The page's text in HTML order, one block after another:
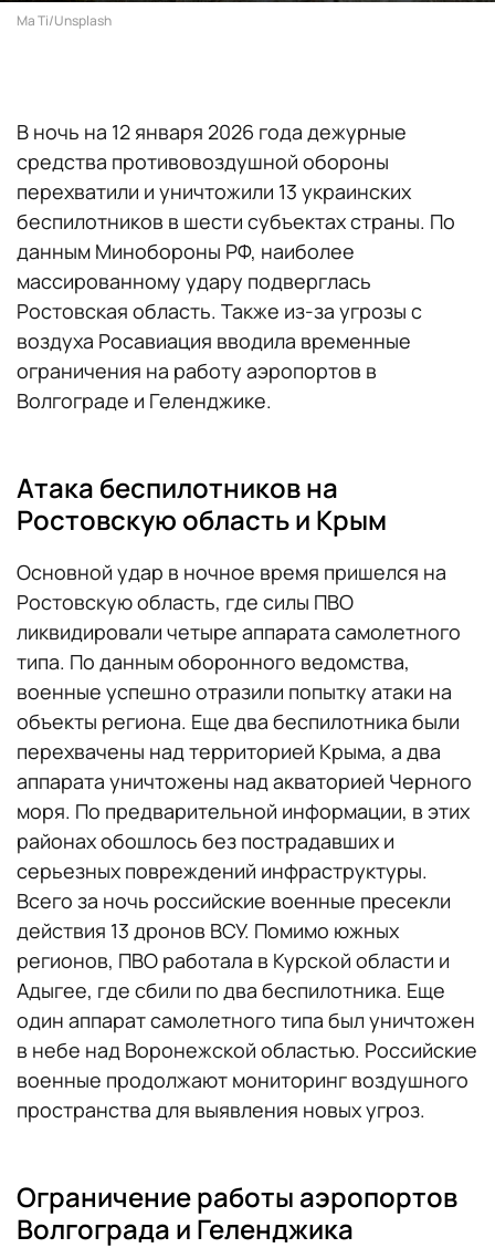
Ma Ti/Unsplash
В ночь на 12 января 2026 года дежурные
средства противовоздушной обороны
перехватили и уничтожили 13 украинских
беспилотников в шести субъектах страны. По
данным Минобороны РФ, наиболее
массированному удару подверглась
Ростовская область. Также из-за угрозы с
воздуха Росавиация вводила временные
ограничения на работу аэропортов в
Волгограде и Геленджике.
Атака беспилотников на
Ростовскую область и Крым
Основной удар в ночное время пришелся на
Ростовскую область, где силы ПВО
ликвидировали четыре аппарата самолетного
типа. По данным оборонного ведомства,
военные успешно отразили попытку атаки на
объекты региона. Еще два беспилотника были
перехвачены над территорией Крыма, а два
аппарата уничтожены над акваторией Черного
моря. По предварительной информации, в этих
районах обошлось без пострадавших и
серьезных повреждений инфраструктуры.
Всего за ночь российские военные пресекли
действия 13 дронов ВСУ. Помимо южных
регионов, ПВО работала в Курской области и
Адыгее, где сбили по два беспилотника. Еще
один аппарат самолетного типа был уничтожен
в небе над Воронежской областью. Российские
военные продолжают мониторинг воздушного
пространства для выявления новых угроз.
Ограничение работы аэропортов
Волгограда и Геленджика